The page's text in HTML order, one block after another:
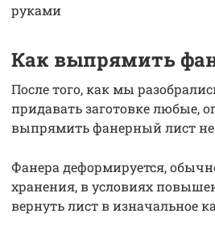
руками
Как выпрямить
После того, как мы
придавать заготовке любые,
выпрямить фанерный лист не
Фанера деформируется,
хранения, в условиях
вернуть лист в изначальное